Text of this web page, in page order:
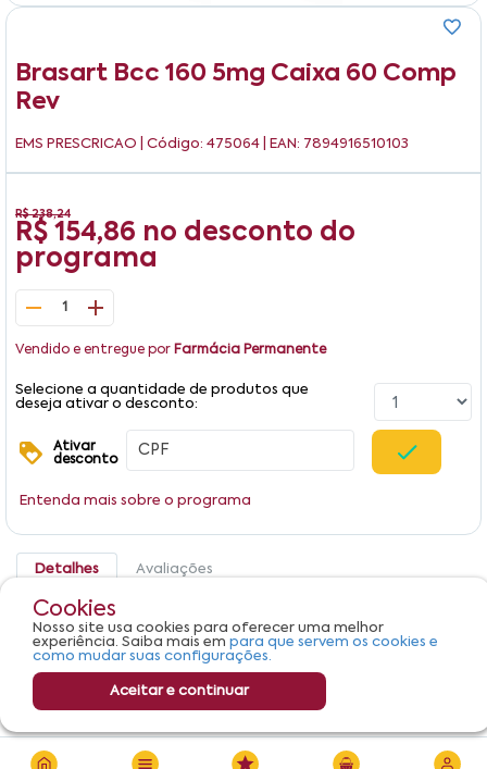
Brasart Bcc 160 5mg Caixa 60 Comp
Rev
EMS PRESCRICAO | Código: 475064 | EAN: 7894916510103
R$ 238,24
R$ 154,86 no desconto do
programa
1
Vendido e entregue por Farmácia Permanente
Selecione a quantidade de produtos que
deseja ativar o desconto:
Ativar
desconto
Entenda mais sobre o programa
Detalhes Avaliações
Produto não apresenta descrição.
Cookies
Nosso site usa cookies para oferecer uma melhor
experiência. Saiba mais em para que servem os cookies e
como mudar suas configurações.
Aceitar e continuar